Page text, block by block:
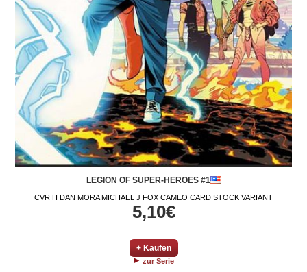
LEGION OF SUPER-HEROES #1
CVR H DAN MORA MICHAEL J FOX CAMEO CARD STOCK VARIANT
5,10€
+ Kaufen
zur Serie